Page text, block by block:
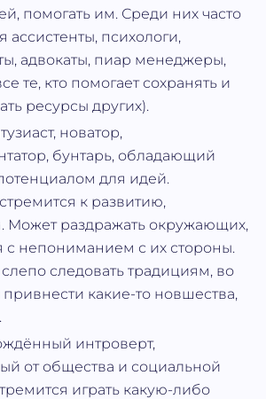
помогать им. Среди них часто
ассистенты, психологи,
адвокаты, пиар менеджеры,
те, кто помогает сохранять и
ресурсы других).
новатор,
бунтарь, обладающий
для идей.
к развитию,
Может раздражать окружающих,
с непониманием с их стороны.
следовать традициям, во
привнести какие-то новшества,
интроверт,
от общества и социальной
играть какую-либо